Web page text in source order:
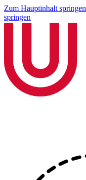
Zum Hauptinhalt springen
springen